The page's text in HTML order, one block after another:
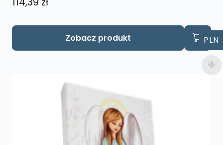
Zobacz produkt PLN